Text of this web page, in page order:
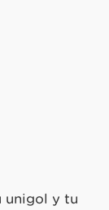
unigol y tu